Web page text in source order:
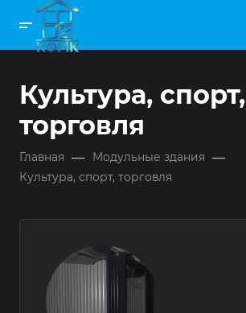
Культура, спорт,
торговля
Главная — Модульные здания —
Культура, спорт, торговля